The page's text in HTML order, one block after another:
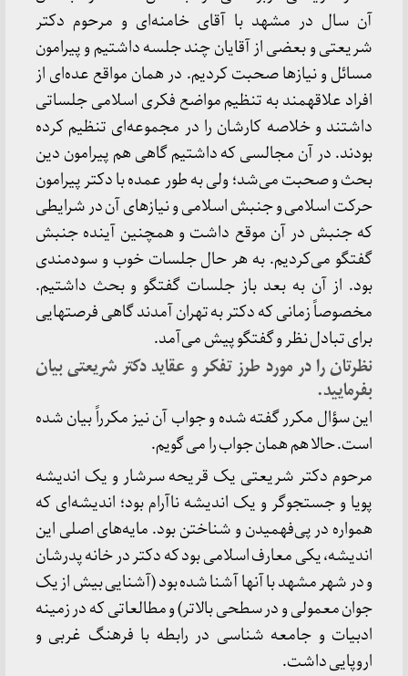
آن سال در مشهد با آقاى خامنه‏‌اى و مرحوم دکتر
شریعتى و بعضى از آقایان چند جلسه داشتیم و پیرامون
مسائل و نیازها صحبت کردیم. در همان مواقع عده‏‌اى از
افراد علاقه‏مند به تنظیم مواضع فکرى اسلامى جلساتى
داشتند و خلاصه کارشان را در مجموعه‏‌اى تنظیم کرده
بودند. در آن مجالسى که داشتیم گاهى هم پیرامون دین
بحث و صحبت مى‏‌شد؛ ولى به‏ طور عمده با دکتر پیرامون
حرکت اسلامى و جنبش اسلامى و نیازهاى آن در شرایطى
که جنبش در آن موقع داشت و همچنین آینده جنبش
گفت‏گو می‌کردیم. به‏ هر حال جلسات خوب و سودمندى
بود. از آن به بعد باز جلسات گفت‏گو و بحث داشتیم.
مخصوصاً زمانى که دکتر به تهران آمدند گاهى فرصت‏هایى
براى تبادل‏ نظر و گفت‏گو پیش می‌آمد.
نظرتان را در مورد طرز تفکر و عقاید دکتر شریعتى بیان
بفرمایید.
این سؤال مکرر گفته شده و جواب آن نیز مکرراً بیان شده
است. حالا هم همان جواب را می گویم.
مرحوم دکتر شریعتى یک قریحه سرشار و یک اندیشه
پویا و جستجوگر و یک اندیشه ناآرام بود؛ اندیشه‏‌اى که
همواره در پى‌فهمیدن و شناختن بود. مایه‏‌هاى اصلى این
اندیشه، یکى معارف اسلامى بود که دکتر در خانه پدرشان
و در شهر مشهد با آنها آشنا شده بود (آشنایى بیش از یک
جوان معمولى و در سطحى بالاتر) و مطالعاتى که در زمینه
ادبیات و جامعه‏ شناسى در رابطه با فرهنگ غربى و
اروپایى داشت.